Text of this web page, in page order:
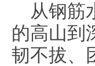
从钢筋
的高山到
韧不拔、